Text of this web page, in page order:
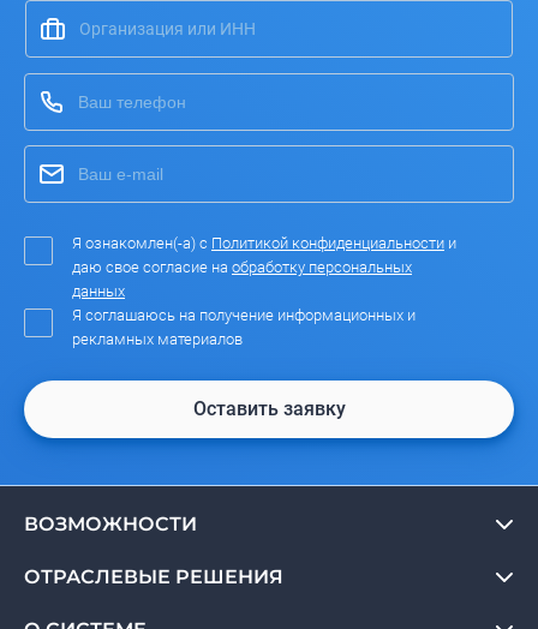
Я ознакомлен(-а) с Политикой конфиденциальности и
даю свое согласие на обработку персональных
данных
Я соглашаюсь на получение информационных и
рекламных материалов
Оставить заявку
ВОЗМОЖНОСТИ
ОТРАСЛЕВЫЕ РЕШЕНИЯ